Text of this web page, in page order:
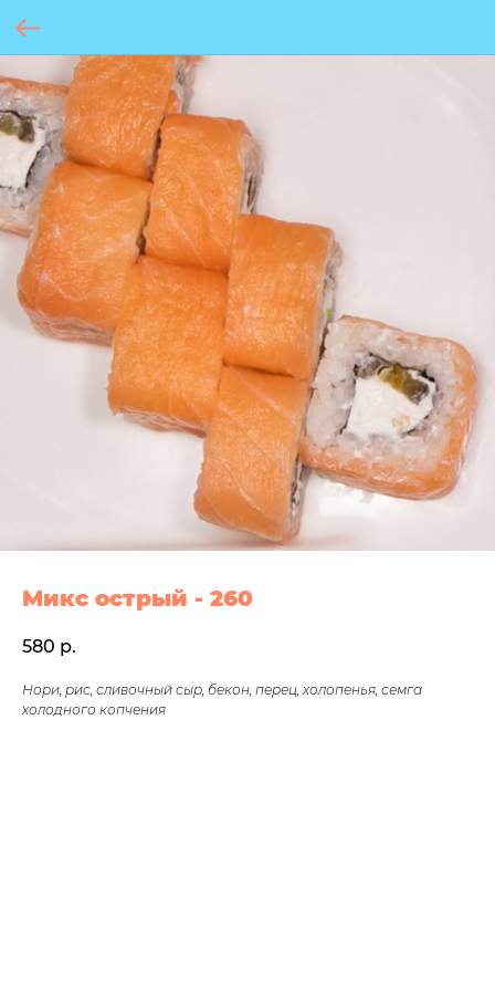
Микс острый - 260
580 р.
Нори, рис, сливочный сыр, бекон, перец, холопенья, семга
холодного копчения